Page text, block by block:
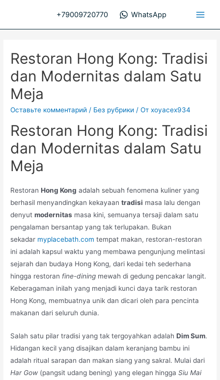
содержимому
+79009720770 WhatsApp
Restoran Hong Kong: Tradisi
dan Modernitas dalam Satu
Meja
Оставьте комментарий / Без рубрики / От xoyacex934
Restoran Hong Kong: Tradisi
dan Modernitas dalam Satu
Meja
RestoranHong Kong adalah sebuah fenomena kuliner yang
berhasil menyandingkan kekayaantradisi masa lalu dengan
denyutmodernitas masa kini, semuanya tersaji dalam satu
pengalaman bersantap yang tak terlupakan. Bukan
sekadar myplacebath.com tempat makan, restoran-restoran
ini adalah kapsul waktu yang membawa pengunjung melintasi
sejarah dan budaya Hong Kong, dari kedai teh sederhana
hingga restoran fine-dining mewah di gedung pencakar langit.
Keberagaman inilah yang menjadi kunci daya tarik restoran
Hong Kong, membuatnya unik dan dicari oleh para pencinta
makanan dari seluruh dunia.
Salah satu pilar tradisi yang tak tergoyahkan adalahDim Sum.
Hidangan kecil yang disajikan dalam keranjang bambu ini
adalah ritual sarapan dan makan siang yang sakral. Mulai dari
Har Gow (pangsit udang bening) yang elegan hinggaSiu Mai